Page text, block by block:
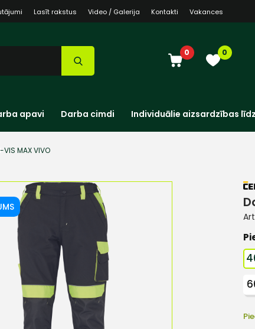
Lasīt rakstus Video / Galerija Kontakti Vakances
0 0
apavi Darba cimdi Individuālie aizsardzības
MAX VIVO